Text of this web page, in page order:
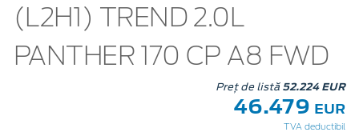
(L2H1) TREND 2.0L
PANTHER 170 CP A8 FWD
Preț de listă52.224 EUR
46.479 EUR
TVA deductibil